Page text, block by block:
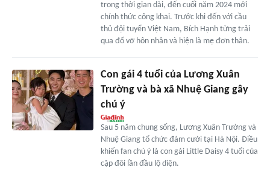
trong thời gian dài, đến cuối năm 2024 mới
chính thức công khai. Trước khi đến với cầu
thủ đội tuyển Việt Nam, Bích Hạnh từng trải
qua đổ vỡ hôn nhân và hiện là mẹ đơn thân.
Con gái 4 tuổi của Lương Xuân
Trường và bà xã Nhuệ Giang gây
chú ý
Sau 5 năm chung sống, Lương Xuân Trường và
Nhuệ Giang tổ chức đám cưới tại Hà Nội. Điều
khiến fan chú ý là con gái Little Daisy 4 tuổi của
cặp đôi lần đầu lộ diện.